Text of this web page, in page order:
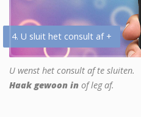
4. U sluit het consult af +
U wenst het consult af te sluiten.
Haak gewoon in of leg af.